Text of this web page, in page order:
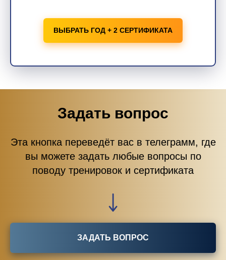
ВЫБРАТЬ ГОД + 2 СЕРТИФИКАТА
Задать вопрос
Эта кнопка переведёт вас в телеграмм, где
вы можете задать любые вопросы по
поводу тренировок и сертификата
ЗАДАТЬ ВОПРОС